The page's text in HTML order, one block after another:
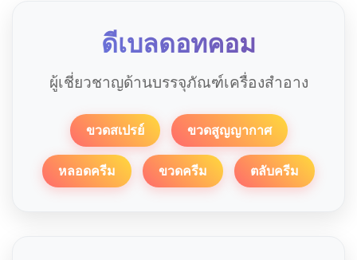
ดีเบลดอทคอม
ผู้เชี่ยวชาญด้านบรรจุภัณฑ์เครื่องสำอาง
ขวดสเปรย์ ขวดสูญญากาศ
หลอดครีม ขวดครีม ตลับครีม